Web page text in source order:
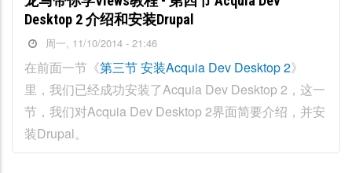
Desktop 2 介绍和安装Drupal
周一, 11/10/2014 - 21:46
在前面一节《第三节 安装Acquia Dev Desktop 2》
里，我们已经成功安装了Acquia Dev Desktop 2，这一
节，我们对Acquia Dev Desktop 2界面简要介绍，并安
装Drupal。